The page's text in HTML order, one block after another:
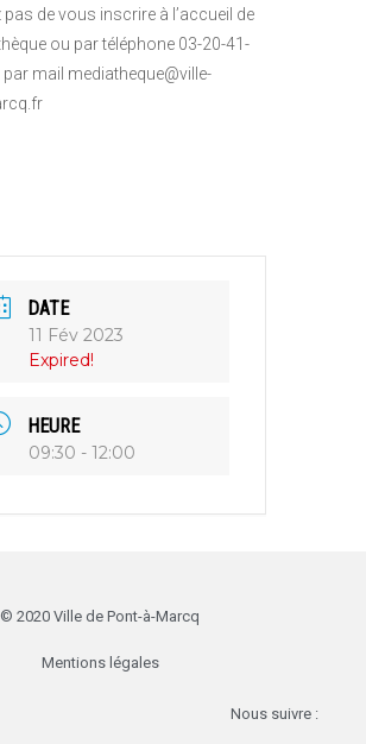
pas de vous inscrire à l’accueil de
ou par téléphone 03-20-41-
mail mediatheque@ville-
DATE
11 Fév 2023
Expired!
HEURE
09:30 - 12:00
© 2020 Ville de Pont-à-Marcq
Mentions légales
Nous suivre :